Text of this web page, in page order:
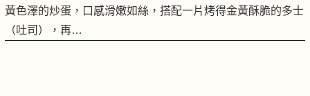
黃色澤的炒蛋，口感滑嫩如絲，搭配一片烤得金黃酥脆的多士
（吐司），再…